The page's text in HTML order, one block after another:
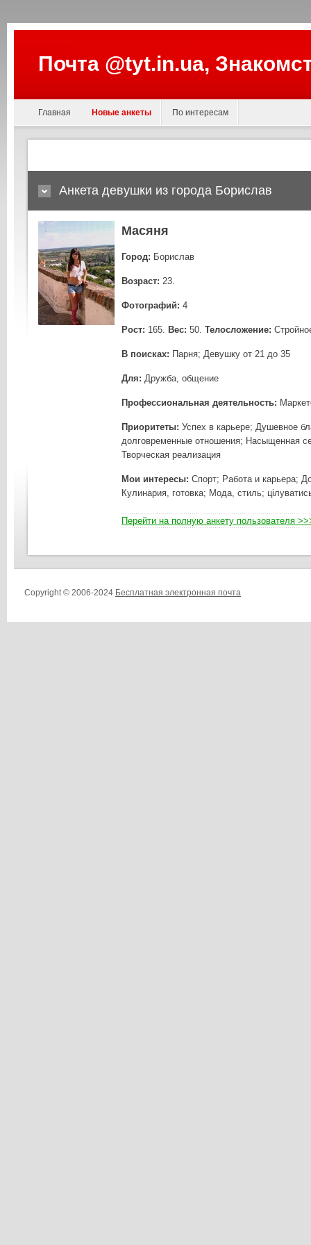
Почта @tyt.in.ua,
Главная Новые анкеты По интересам
Анкета девушки из города Борислав
Масяня
Город: Борислав
Возраст: 23.
Фотографий: 4
Рост: 165. Вес: 50. Телосложение:
В поисках: Парня; Девушку от 21 до 35
Для: Дружба, общение
Профессиональная деятельность:
Приоритеты: Успех в карьере; Душевное
долговременные отношения; Насыщенная
Творческая реализация
Мои интересы: Спорт; Работа и карьера;
Кулинария, готовка; Мода, стиль;
Перейти на полную анкету пользователя
Copyright © 2006-2024 Бесплатная электронная почта